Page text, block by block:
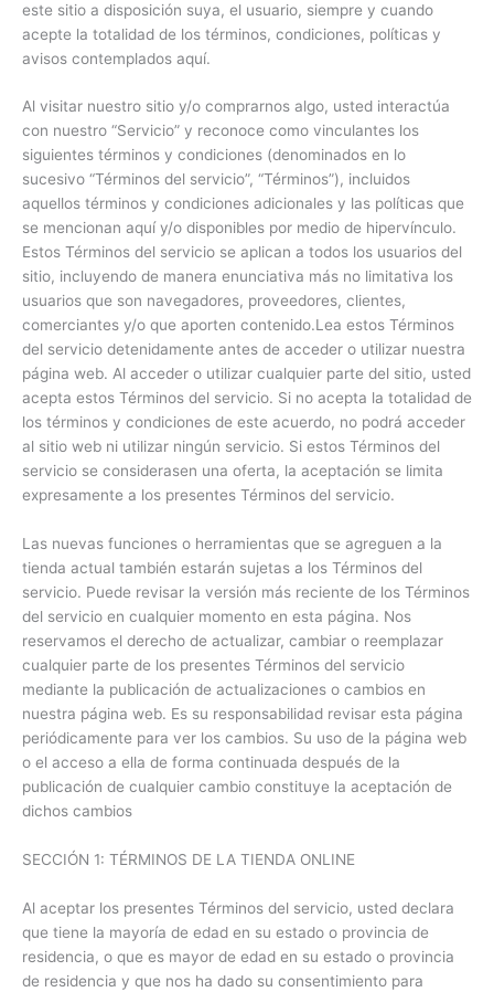
este sitio a disposición suya, el usuario, siempre y cuando
acepte la totalidad de los términos, condiciones, políticas y
avisos contemplados aquí.
Al visitar nuestro sitio y/o comprarnos algo, usted interactúa
con nuestro “Servicio” y reconoce como vinculantes los
siguientes términos y condiciones (denominados en lo
sucesivo “Términos del servicio”, “Términos”), incluidos
aquellos términos y condiciones adicionales y las políticas que
se mencionan aquí y/o disponibles por medio de hipervínculo.
Estos Términos del servicio se aplican a todos los usuarios del
sitio, incluyendo de manera enunciativa más no limitativa los
usuarios que son navegadores, proveedores, clientes,
comerciantes y/o que aporten contenido.Lea estos Términos
del servicio detenidamente antes de acceder o utilizar nuestra
página web. Al acceder o utilizar cualquier parte del sitio, usted
acepta estos Términos del servicio. Si no acepta la totalidad de
los términos y condiciones de este acuerdo, no podrá acceder
al sitio web ni utilizar ningún servicio. Si estos Términos del
servicio se considerasen una oferta, la aceptación se limita
expresamente a los presentes Términos del servicio.
Las nuevas funciones o herramientas que se agreguen a la
tienda actual también estarán sujetas a los Términos del
servicio. Puede revisar la versión más reciente de los Términos
del servicio en cualquier momento en esta página. Nos
reservamos el derecho de actualizar, cambiar o reemplazar
cualquier parte de los presentes Términos del servicio
mediante la publicación de actualizaciones o cambios en
nuestra página web. Es su responsabilidad revisar esta página
periódicamente para ver los cambios. Su uso de la página web
o el acceso a ella de forma continuada después de la
publicación de cualquier cambio constituye la aceptación de
dichos cambios
SECCIÓN 1: TÉRMINOS DE LA TIENDA ONLINE
Al aceptar los presentes Términos del servicio, usted declara
que tiene la mayoría de edad en su estado o provincia de
residencia, o que es mayor de edad en su estado o provincia
de residencia y que nos ha dado su consentimiento para